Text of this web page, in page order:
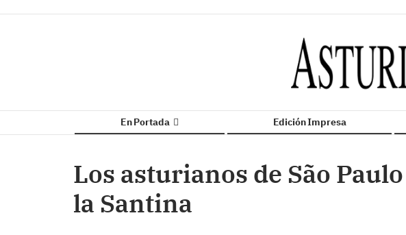
En Portada Edición Impresa
Los asturianos de São
la Santina